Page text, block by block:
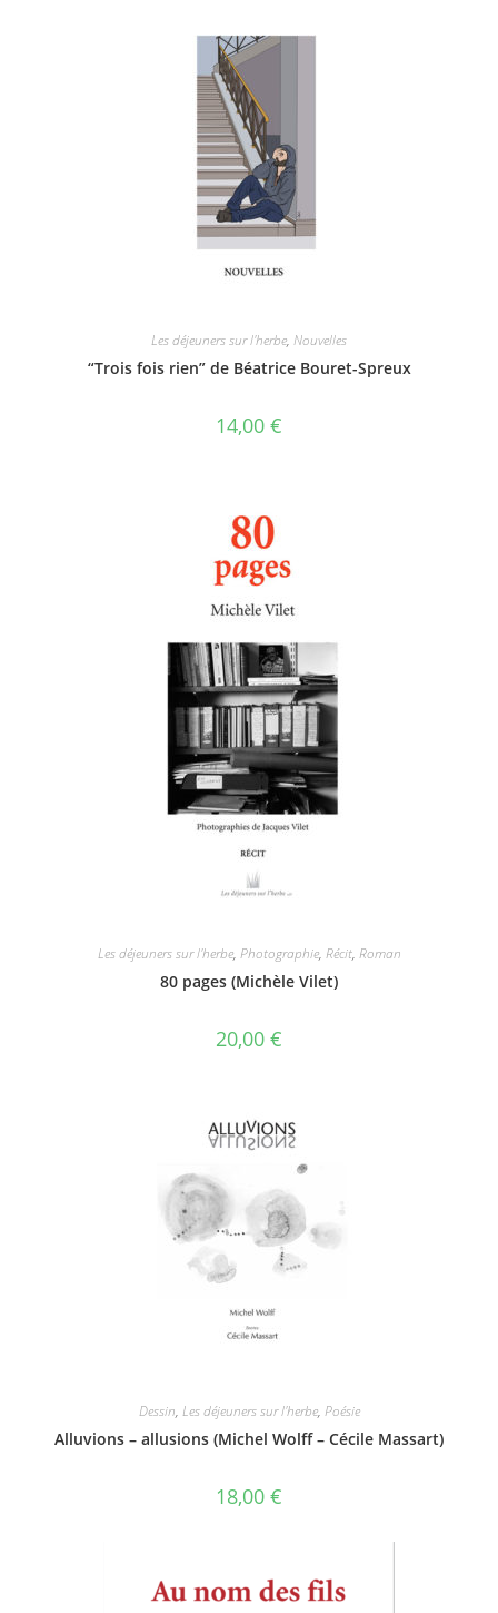
Les déjeuners sur l'herbe, Nouvelles
“Trois fois rien” de Béatrice Bouret-Spreux
14,00 €
Les déjeuners sur l'herbe, Photographie, Récit, Roman
80 pages (Michèle Vilet)
20,00 €
Dessin, Les déjeuners sur l'herbe, Poésie
Alluvions – allusions (Michel Wolff – Cécile Massart)
18,00 €